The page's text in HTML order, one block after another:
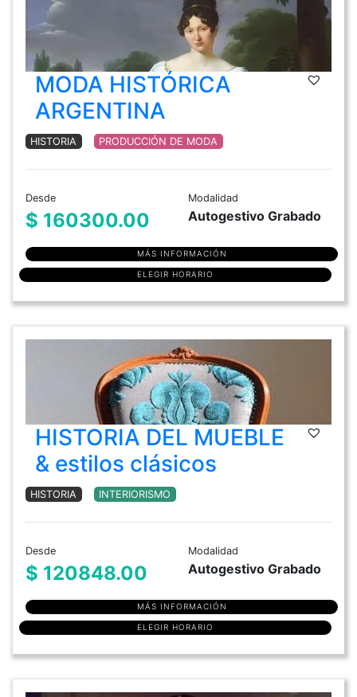
MODA HISTÓRICA
ARGENTINA
HISTORIA PRODUCCIÓN DE MODA
Desde
$ 160300.00
Modalidad
Autogestivo Grabado
MÁS INFORMACIÓN
ELEGIR HORARIO
HISTORIA DEL MUEBLE
& estilos clásicos
HISTORIA INTERIORISMO
Desde
$ 120848.00
Modalidad
Autogestivo Grabado
MÁS INFORMACIÓN
ELEGIR HORARIO